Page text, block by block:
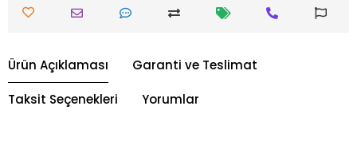
Ürün Açıklaması Garanti ve Teslimat
Taksit Seçenekleri Yorumlar